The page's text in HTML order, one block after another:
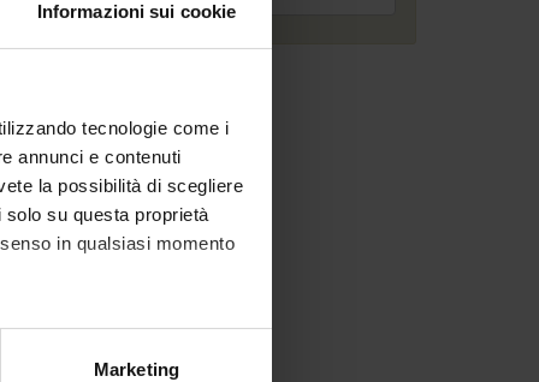
Informazioni sui cookie
tecnologie come i
annunci e contenuti
la possibilità di scegliere
su questa proprietà
in qualsiasi momento
metro,Marketing